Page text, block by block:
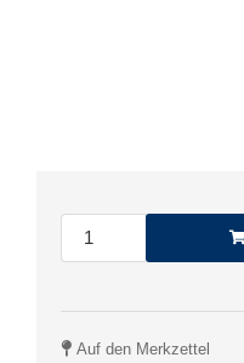
Auf den Merkzettel